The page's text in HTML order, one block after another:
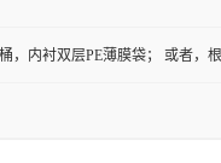
，内衬双层PE薄膜袋； 或者，